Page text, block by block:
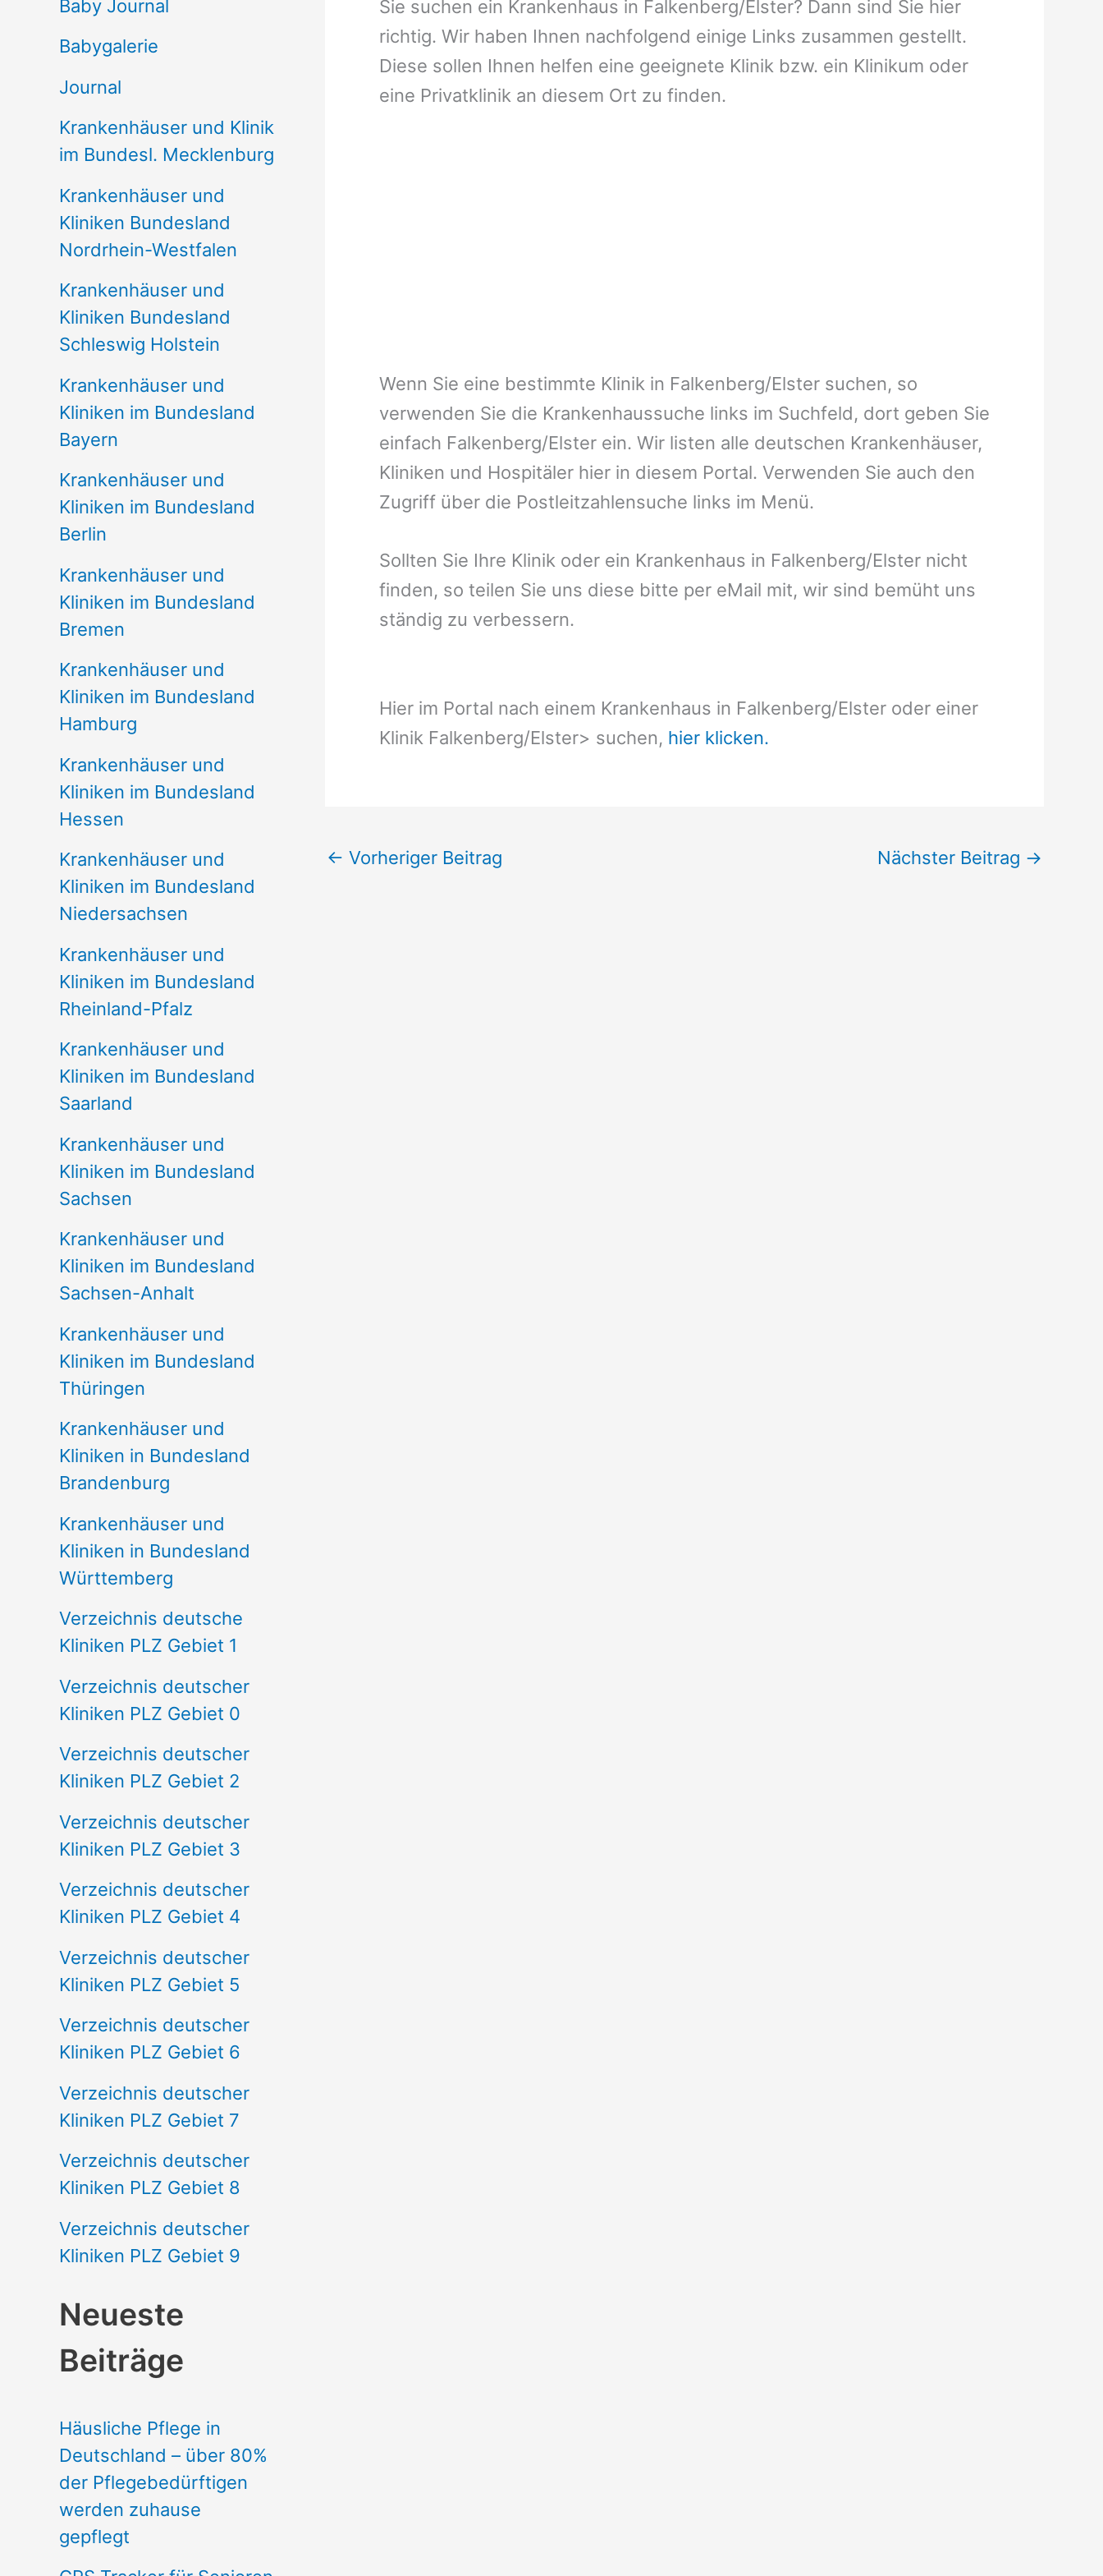
n
n
c
h
:
Baby Journal
Babygalerie
Journal
Krankenhäuser und Klinik
im Bundesl. Mecklenburg
Krankenhäuser und
Kliniken Bundesland
Nordrhein-Westfalen
Krankenhäuser und
Kliniken Bundesland
Schleswig Holstein
Krankenhäuser und
Kliniken im Bundesland
Bayern
Krankenhäuser und
Kliniken im Bundesland
Berlin
Krankenhäuser und
Kliniken im Bundesland
Bremen
Krankenhäuser und
Kliniken im Bundesland
Hamburg
Krankenhäuser und
Kliniken im Bundesland
Hessen
Krankenhäuser und
Kliniken im Bundesland
Niedersachsen
Krankenhäuser und
Kliniken im Bundesland
Rheinland-Pfalz
Krankenhäuser und
Kliniken im Bundesland
Saarland
Krankenhäuser und
Kliniken im Bundesland
Sachsen
Krankenhäuser und
Kliniken im Bundesland
Sachsen-Anhalt
Krankenhäuser und
Kliniken im Bundesland
Thüringen
Krankenhäuser und
Kliniken in Bundesland
Brandenburg
Krankenhäuser und
Kliniken in Bundesland
Württemberg
Verzeichnis deutsche
Kliniken PLZ Gebiet 1
Verzeichnis deutscher
Kliniken PLZ Gebiet 0
Verzeichnis deutscher
Kliniken PLZ Gebiet 2
Verzeichnis deutscher
Kliniken PLZ Gebiet 3
Verzeichnis deutscher
Kliniken PLZ Gebiet 4
Verzeichnis deutscher
Kliniken PLZ Gebiet 5
Verzeichnis deutscher
Kliniken PLZ Gebiet 6
Verzeichnis deutscher
Kliniken PLZ Gebiet 7
Verzeichnis deutscher
Kliniken PLZ Gebiet 8
Verzeichnis deutscher
Kliniken PLZ Gebiet 9
Neueste
Beiträge
Häusliche Pflege in
Deutschland – über 80%
der Pflegebedürftigen
werden zuhause
gepflegt
Sie suchen ein Krankenhaus in Falkenberg/Elster? Dann sind Sie hier
richtig. Wir haben Ihnen nachfolgend einige Links zusammen gestellt.
Diese sollen Ihnen helfen eine geeignete Klinik bzw. ein Klinikum oder
eine Privatklinik an diesem Ort zu finden.
Wenn Sie eine bestimmte Klinik in Falkenberg/Elster suchen, so
verwenden Sie die Krankenhaussuche links im Suchfeld, dort geben Sie
einfach Falkenberg/Elster ein. Wir listen alle deutschen Krankenhäuser,
Kliniken und Hospitäler hier in diesem Portal. Verwenden Sie auch den
Zugriff über die Postleitzahlensuche links im Menü.
Sollten Sie Ihre Klinik oder ein Krankenhaus in Falkenberg/Elster nicht
finden, so teilen Sie uns diese bitte per eMail mit, wir sind bemüht uns
ständig zu verbessern.
Hier im Portal nach einem Krankenhaus in Falkenberg/Elster oder einer
Klinik Falkenberg/Elster> suchen, hier klicken.
← Vorheriger Beitrag Nächster Beitrag →